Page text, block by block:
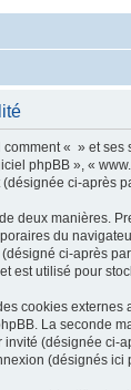
« » et
phpBB », «
ci-après
deux manières.
du
ci-après
est utilisé pour
cookies
La seconde
invité (désignée
(désignés